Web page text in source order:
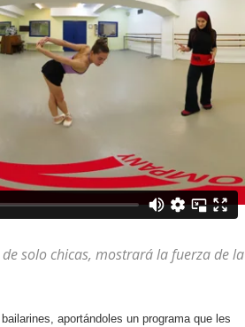
solo chicas, mostrará la fuerza de la
aportándoles un programa que les